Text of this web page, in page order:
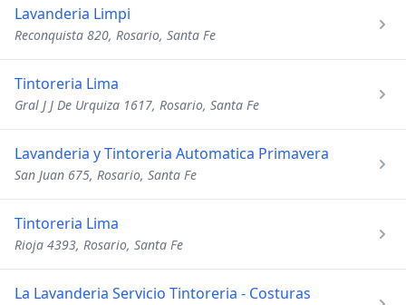
Lavanderia Limpi
Reconquista 820, Rosario, Santa Fe
Tintoreria Lima
Gral J J De Urquiza 1617, Rosario, Santa Fe
Lavanderia y Tintoreria Automatica Primavera
San Juan 675, Rosario, Santa Fe
Tintoreria Lima
Rioja 4393, Rosario, Santa Fe
La Lavanderia Servicio Tintoreria - Costuras